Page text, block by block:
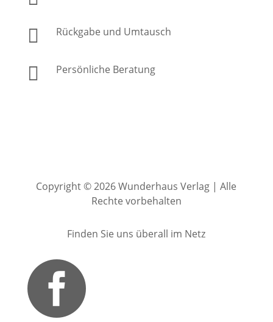
 Rückgabe und Umtausch
 Persönliche Beratung
Copyright © 2026 Wunderhaus Verlag | Alle
Rechte vorbehalten
Finden Sie uns überall im Netz
